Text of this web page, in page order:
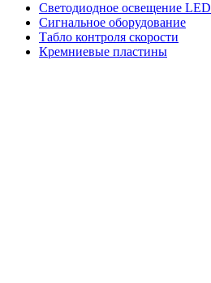
Светодиодное освещение LED
Сигнальное оборудование
Табло контроля скорости
Кремниевые пластины